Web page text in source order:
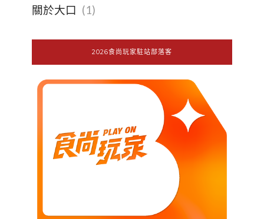
關於大口 (1)
2026食尚玩家駐站部落客